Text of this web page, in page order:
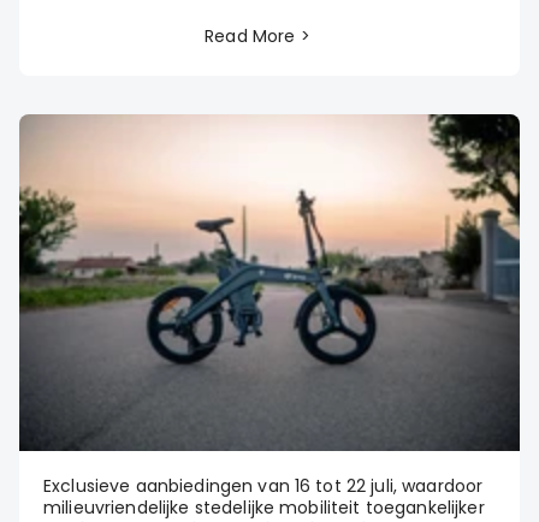
Read More >
Exclusieve aanbiedingen van 16 tot 22 juli, waardoor
milieuvriendelijke stedelijke mobiliteit toegankelijker